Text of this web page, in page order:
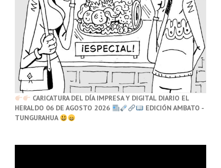
CARICATURA DEL DÍA IMPRESA Y DIGITAL DIARIO EL
HERALDO 06 DE AGOSTO 2026
EDICIÓN AMBATO -
TUNGURAHUA